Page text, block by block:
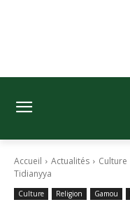
Accueil Actualités Culture
Tidianyya
Culture Religion Gamou